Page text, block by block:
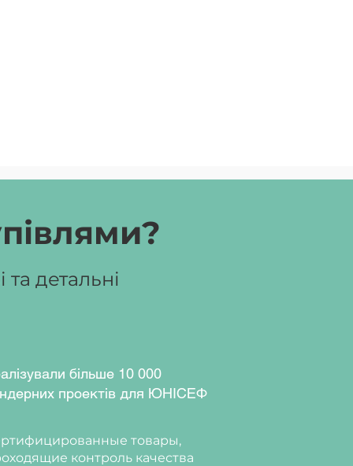
детальні
більше 10 000
проектів для ЮНІСЕФ
товары,
контроль качества